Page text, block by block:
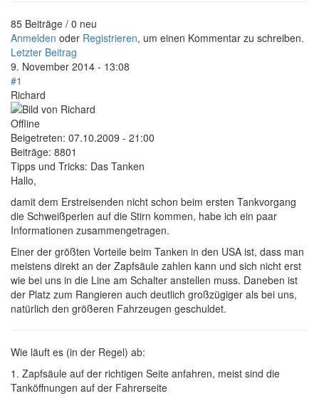
85 Beiträge / 0 neu
Anmelden oder Registrieren, um einen Kommentar zu schreiben.
Letzter Beitrag
9. November 2014 - 13:08
#1
Richard
Offline
Beigetreten: 07.10.2009 - 21:00
Beiträge: 8801
Tipps und Tricks: Das Tanken
Hallo,
damit dem Erstreisenden nicht schon beim ersten Tankvorgang
die Schweißperlen auf die Stirn kommen, habe ich ein paar
Informationen zusammengetragen.
Einer der größten Vorteile beim Tanken in den USA ist, dass man
meistens direkt an der Zapfsäule zahlen kann und sich nicht erst
wie bei uns in die Line am Schalter anstellen muss. Daneben ist
der Platz zum Rangieren auch deutlich großzügiger als bei uns,
natürlich den größeren Fahrzeugen geschuldet.
Wie läuft es (in der Regel) ab:
1. Zapfsäule auf der richtigen Seite anfahren, meist sind die
Tanköffnungen auf der Fahrerseite